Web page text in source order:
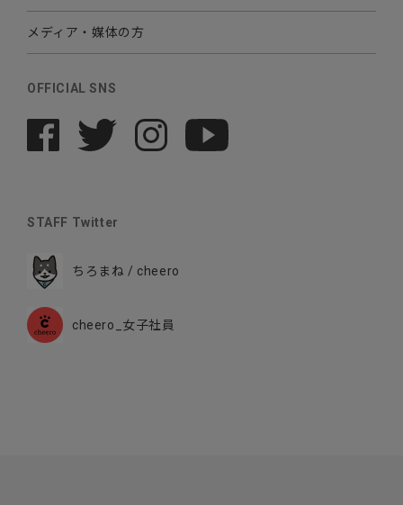
メディア・媒体の方
OFFICIAL SNS
STAFF Twitter
ちろまね / cheero
cheero_女子社員